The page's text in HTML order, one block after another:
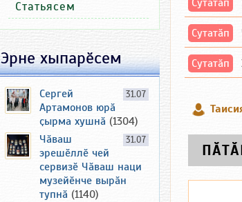
Сутатӑп
Сутатӑп
Сутатӑп
Статьясем
Эрне хыпарӗсем
31.07
Сергей
Артамонов юрӑ
ҫырма хушнӑ (1304)
31.07
Чӑваш
эрешӗллӗ чей
сервизӗ Чӑваш наци
музейӗнче вырӑн
тупнӑ (1140)